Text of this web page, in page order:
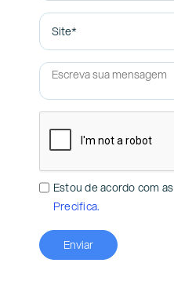
Estou de acordo com as
Precifica.